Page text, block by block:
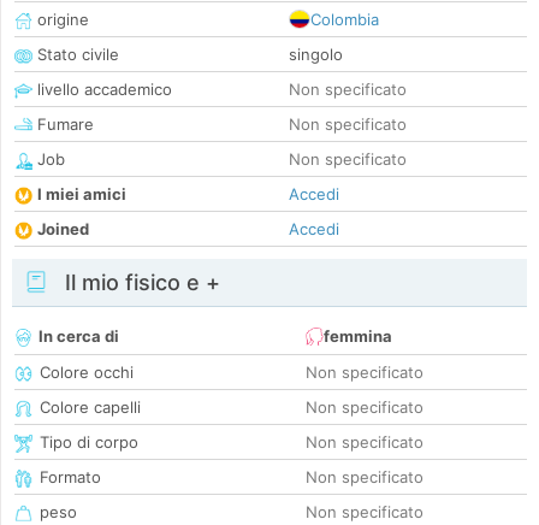
origine
Colombia
Stato civile
singolo
livello accademico
Non specificato
Fumare
Non specificato
Job
Non specificato
I miei amici
Accedi
Joined
Accedi
Il mio fisico e +
In cerca di
femmina
Colore occhi
Non specificato
Colore capelli
Non specificato
Tipo di corpo
Non specificato
Formato
Non specificato
peso
Non specificato